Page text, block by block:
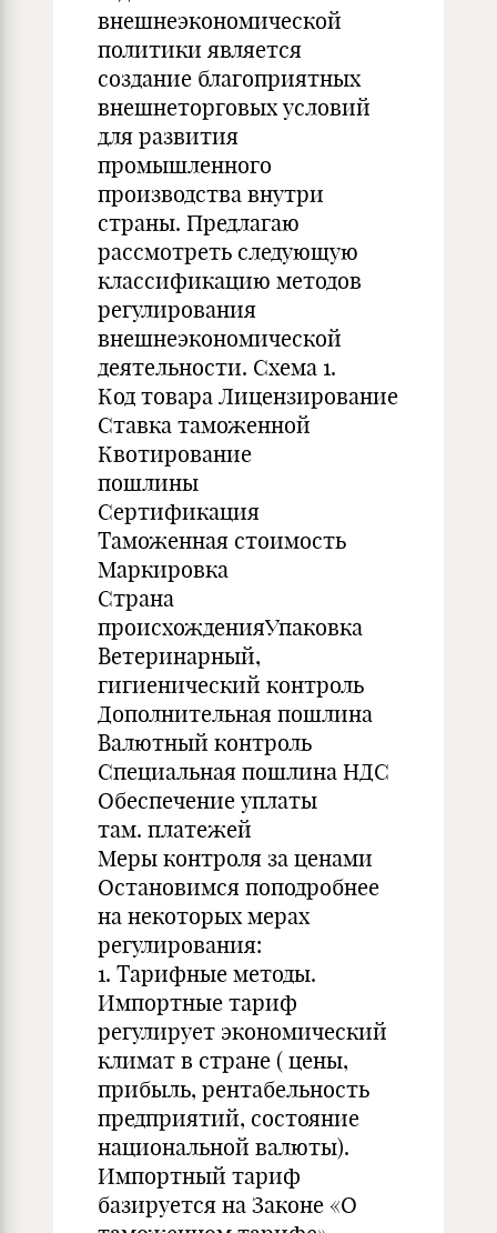
внешнеэкономической
политики является
создание благоприятных
внешнеторговых условий
для развития
промышленного
производства внутри
страны. Предлагаю
рассмотреть следующую
классификацию методов
регулирования
внешнеэкономической
деятельности. Схема 1.
Код товара Лицензирование
Ставка таможенной
Квотирование
пошлины
Сертификация
Таможенная стоимость
Маркировка
Страна
происхожденияУпаковка
Ветеринарный,
гигиенический контроль
Дополнительная пошлина
Валютный контроль
Специальная пошлина НДС
Обеспечение уплаты
там. платежей
Меры контроля за ценами
Остановимся поподробнее
на некоторых мерах
регулирования:
1. Тарифные методы.
Импортные тариф
регулирует экономический
климат в стране ( цены,
прибыль, рентабельность
предприятий, состояние
национальной валюты).
Импортный тариф
базируется на Законе «О